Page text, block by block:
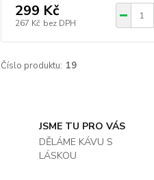
299 Kč
267 Kč bez DPH
Číslo produktu: 19
JSME TU PRO VÁS
DĚLÁME KÁVU S
LÁSKOU